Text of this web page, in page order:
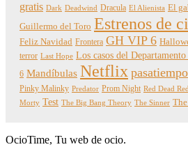
gratis Dark Deadwind Dracula El Alienista El
Guillermo del Toro Estrenos de
Feliz Navidad Frontera GH VIP 6
terror Last Hope Los casos del
6 Mandíbulas Netflix pasatiempo
Pinky Malinky Predator Prom Night Red Dead
Morty Test The Big Bang Theory The Sinner
OcioTime, Tu web de ocio.